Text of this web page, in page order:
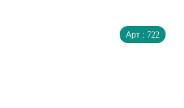
Арт : 722